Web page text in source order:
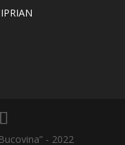
- 2022